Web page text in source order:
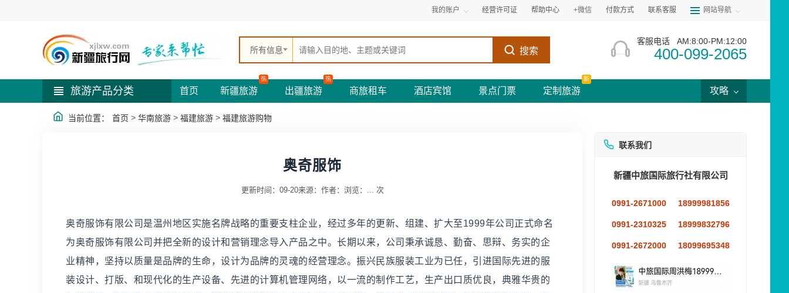
我的账户 经营许可证 帮助中心 +微信 付款方式 联系客服 网站导航
所有信息 搜索
客服电话 AM:8:00-PM:12:00
400-099-2065
旅游产品分类 首页 新疆旅游
热
出疆旅游
热
商旅租车 酒店宾馆 景点门票 定制旅游
新
攻略
当前位置： 首页 > 华南旅游 > 福建旅游 > 福建旅游购物
奥奇服饰
更新时间：09-20来源： 作者： 浏览： ... 次
奥奇服饰有限公司是温州地区实施名牌战略的重要支柱企业，经过多年的更新、组建、扩大至1999年公司正式命名
为奥奇服饰有限公司并把全新的设计和营销理念导入产品之中。长期以来，公司秉承诚恳、勤奋、思辩、务实的企
业精神，坚持以质量是品牌的生命，设计为品牌的灵魂的经营理念。振兴民族服装工业为已任，引进国际先进的服
装设计、打版、和现代化的生产设备、先进的计算机管理网络，以一流的制作工艺，生产出口质优良，典雅华贵的
联系我们
新疆中旅国际旅行社有限公司
0991-2671000 18999981856
0991-2310325 18999832796
0991-2672000 18099695348